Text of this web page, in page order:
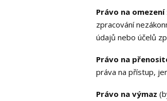
Právo na
zpracování
údajů nebo účelů
Právo na
práva na přístup,
Právo na výmaz